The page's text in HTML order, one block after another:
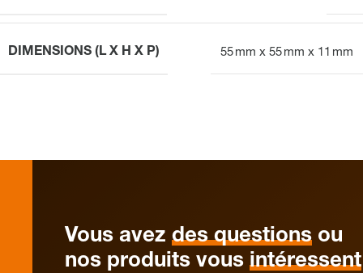
DIMENSIONS (L X H X P) 55 mm x 55 mm x 11 mm
Vous avez des questions ou
nos produits vous intéressent